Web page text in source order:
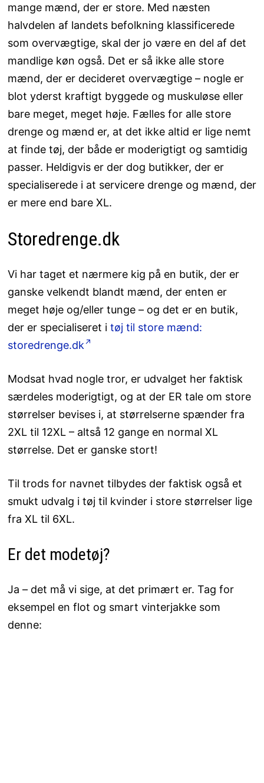
mange mænd, der er store. Med næsten
halvdelen af landets befolkning klassificerede
som overvægtige, skal der jo være en del af det
mandlige køn også. Det er så ikke alle store
mænd, der er decideret overvægtige – nogle er
blot yderst kraftigt byggede og muskuløse eller
bare meget, meget høje. Fælles for alle store
drenge og mænd er, at det ikke altid er lige nemt
at finde tøj, der både er moderigtigt og samtidig
passer. Heldigvis er der dog butikker, der er
specialiserede i at servicere drenge og mænd, der
er mere end bare XL.
Storedrenge.dk
Vi har taget et nærmere kig på en butik, der er
ganske velkendt blandt mænd, der enten er
meget høje og/eller tunge – og det er en butik,
der er specialiseret i tøj til store mænd:
storedrenge.dk
Modsat hvad nogle tror, er udvalget her faktisk
særdeles moderigtigt, og at der ER tale om store
størrelser bevises i, at størrelserne spænder fra
2XL til 12XL – altså 12 gange en normal XL
størrelse. Det er ganske stort!
Til trods for navnet tilbydes der faktisk også et
smukt udvalg i tøj til kvinder i store størrelser lige
fra XL til 6XL.
Er det modetøj?
Ja – det må vi sige, at det primært er. Tag for
eksempel en flot og smart vinterjakke som
denne: